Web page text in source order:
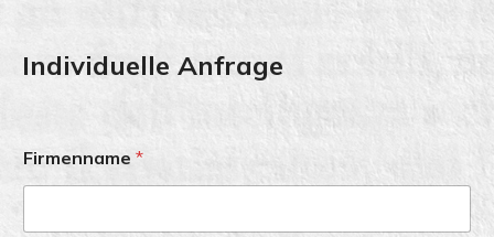
Individuelle Anfrage
Firmenname *